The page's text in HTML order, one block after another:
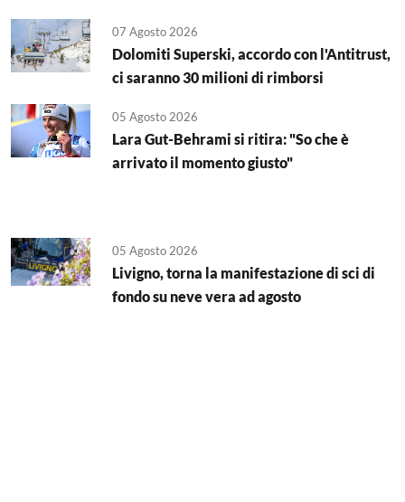
07 Agosto 2026
Dolomiti Superski, accordo con l'Antitrust,
ci saranno 30 milioni di rimborsi
05 Agosto 2026
Lara Gut-Behrami si ritira: "So che è
arrivato il momento giusto"
05 Agosto 2026
Livigno, torna la manifestazione di sci di
fondo su neve vera ad agosto